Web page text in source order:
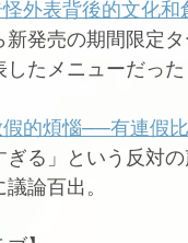
外表背後的文化和
新発売の期間限定
たメニューだった
的煩惱──有連假
ぎる」という反対
論百出。